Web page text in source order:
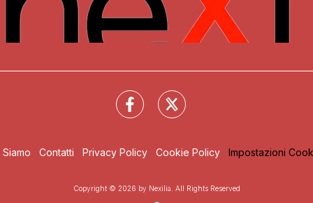
Siamo Contatti Privacy Policy Cookie Policy Impostazioni
Copyright © 2026 by Nexilia. All Rights Reserved